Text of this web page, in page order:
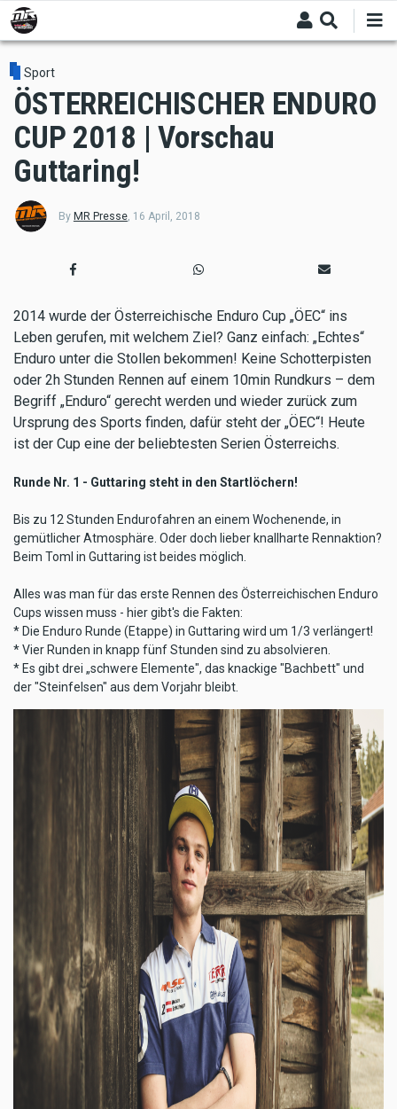
Skip
to
main
content
Sport
ÖSTERREICHISCHER ENDURO
CUP 2018 | Vorschau
Guttaring!
By MR Presse, 16 April, 2018
2014 wurde der Österreichische Enduro Cup „ÖEC“ ins
Leben gerufen, mit welchem Ziel? Ganz einfach: „Echtes“
Enduro unter die Stollen bekommen! Keine Schotterpisten
oder 2h Stunden Rennen auf einem 10min Rundkurs – dem
Begriff „Enduro“ gerecht werden und wieder zurück zum
Ursprung des Sports finden, dafür steht der „ÖEC“! Heute
ist der Cup eine der beliebtesten Serien Österreichs.
Runde Nr. 1 - Guttaring steht in den Startlöchern!
Bis zu 12 Stunden Endurofahren an einem Wochenende, in
gemütlicher Atmosphäre. Oder doch lieber knallharte Rennaktion?
Beim Toml in Guttaring ist beides möglich.
Alles was man für das erste Rennen des Österreichischen Enduro
Cups wissen muss - hier gibt's die Fakten:
* Die Enduro Runde (Etappe) in Guttaring wird um 1/3 verlängert!
* Vier Runden in knapp fünf Stunden sind zu absolvieren.
* Es gibt drei „schwere Elemente", das knackige "Bachbett" und
der "Steinfelsen" aus dem Vorjahr bleibt.